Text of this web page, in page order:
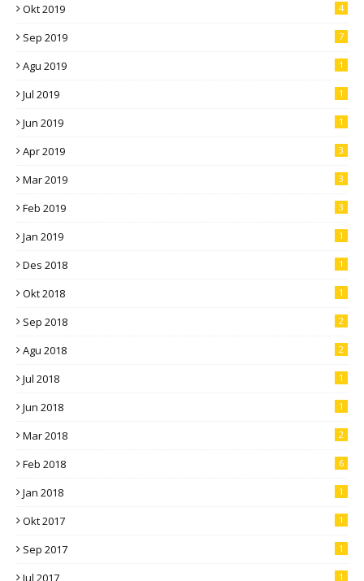
Okt 2019 4
Sep 2019 7
Agu 2019 1
Jul 2019 1
Jun 2019 1
Apr 2019 3
Mar 2019 3
Feb 2019 3
Jan 2019 1
Des 2018 1
Okt 2018 1
Sep 2018 2
Agu 2018 2
Jul 2018 1
Jun 2018 1
Mar 2018 2
Feb 2018 6
Jan 2018 1
Okt 2017 1
Sep 2017 1
Jul 2017 1